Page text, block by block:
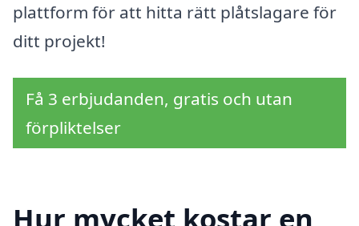
plattform för att hitta rätt plåtslagare för
ditt projekt!
Få 3 erbjudanden, gratis och utan
förpliktelser
Hur mycket kostar en